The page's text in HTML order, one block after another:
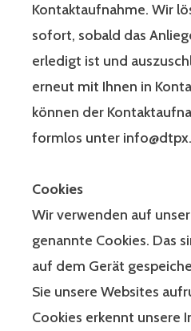
Kontaktaufnahme. Wir
sofort, sobald das
erledigt ist und
erneut mit Ihnen in
können der
formlos unter
Cookies
Wir verwenden auf
genannte Cookies. Das
auf dem Gerät
Sie unsere Websites
Cookies erkennt unsere